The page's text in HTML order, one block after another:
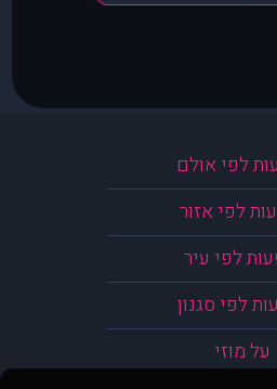
לפי אולם
לפי אזור
לפי עיר
לפי סגנון
על מוזי